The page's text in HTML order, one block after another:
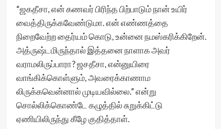
“ஜகதீசா, என் கணவர் பிரிந்த பிற்பாடும் நான் உயிர்
வைத்திருக்கவேண்டுமா. என் எண்ணத்தை
நிறைவேற்ற தைர்யம் கொடு, உன்னை நமஸ்கரிக்கிறேன்.
அத்ருஷ்டமிருந்தால் இத்தனை நாளாக அவர்
வராமலிருப்பாரா? ஜசதீசா, என்னுயிரை
வாங்கிக்கொள்ளும், அவரைக்காணாம
லிருக்கவென்னால் முடியவில்லை.” என்று
சொல்லிக்கொண்டே கழுத்தில் சுறுக்கிட்டு
ஏணியிலிருந்து கீழே குதித்தாள்.